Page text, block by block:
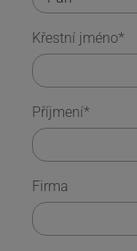
Křestní jméno*
Příjmení*
Firma